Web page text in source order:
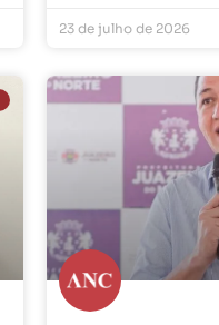
23 de julho de 2026